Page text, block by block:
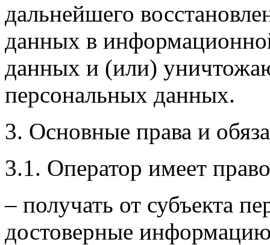
дальнейшего
данных в
данных и (или)
персональных данных.
3. Основные права и
3.1. Оператор имеет
– получать от субъекта
достоверные